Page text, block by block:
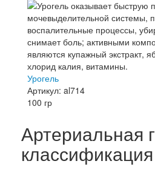
Урогель
Артикул: al714
100 гр
Артериальная
классификация